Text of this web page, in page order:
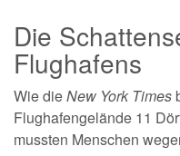
Die
Flughafens
Wie dieNew York Times
Flughafengelände 11
mussten Menschen